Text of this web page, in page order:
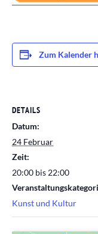
Zum Kalender
DETAILS
Datum:
24 Februar
Zeit:
20:00 bis 22:00
Kunst und Kultur